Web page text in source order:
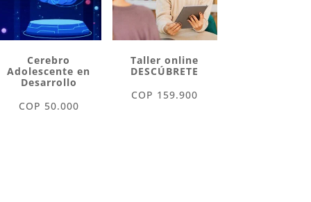
Cerebro
Adolescente en
Desarrollo
COP 50.000
Taller online
DESCÚBRETE
COP 159.900